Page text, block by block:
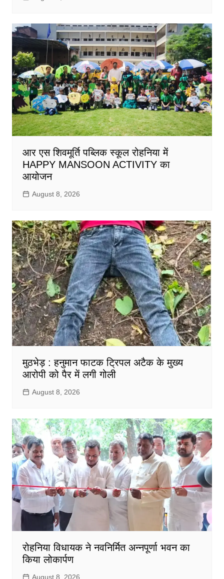
आर एस शिवमूर्ति पब्लिक स्कूल रोहनिया में
HAPPY MANSOON ACTIVITY का
आयोजन
August 8, 2026
मुठभेड़ : हनुमान फाटक ट्रिपल अटैक के मुख्य
आरोपी को पैर में लगी गोली
August 8, 2026
रोहनिया विधायक ने नवनिर्मित अन्नपूर्णा भवन का
किया लोकार्पण
August 8, 2026